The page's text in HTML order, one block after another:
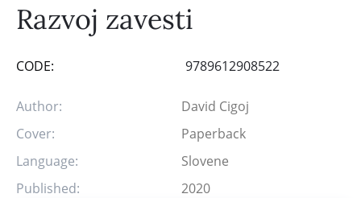
Razvoj zavesti
CODE: 9789612908522
Author:
David Cigoj
Cover:
Paperback
Language:
Slovene
Published:
2020